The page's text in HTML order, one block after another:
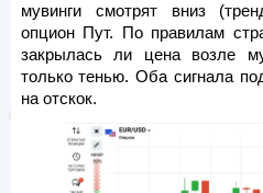
мувинги смотрят вниз
опцион Пут. По правилам
закрылась ли цена возле
только тенью. Оба сигнала
на отскок.